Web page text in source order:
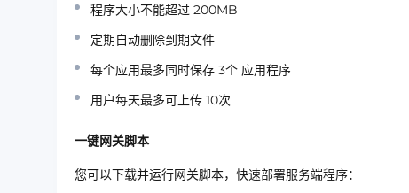
程序大小不能超过 200MB
定期自动删除到期文件
每个应用最多同时保存 3个 应用程序
用户每天最多可上传 10次
一键网关脚本
您可以下载并运行网关脚本，快速部署服务端程序：